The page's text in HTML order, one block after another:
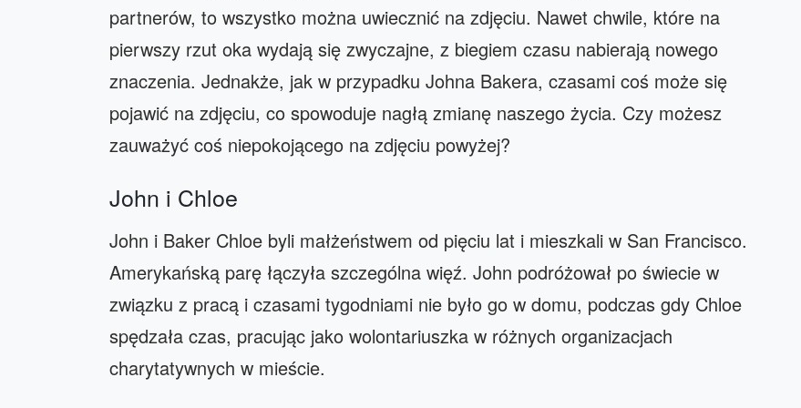
partnerów, to wszystko można uwiecznić na zdjęciu. Nawet chwile, które na
pierwszy rzut oka wydają się zwyczajne, z biegiem czasu nabierają nowego
znaczenia. Jednakże, jak w przypadku Johna Bakera, czasami coś może się
pojawić na zdjęciu, co spowoduje nagłą zmianę naszego życia. Czy możesz
zauważyć coś niepokojącego na zdjęciu powyżej?
John i Chloe
John i Baker Chloe byli małżeństwem od pięciu lat i mieszkali w San Francisco.
Amerykańską parę łączyła szczególna więź. John podróżował po świecie w
związku z pracą i czasami tygodniami nie było go w domu, podczas gdy Chloe
spędzała czas, pracując jako wolontariuszka w różnych organizacjach
charytatywnych w mieście.